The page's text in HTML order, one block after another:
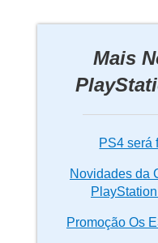
Mais
PS4 será
Novidades da
Promoção Os